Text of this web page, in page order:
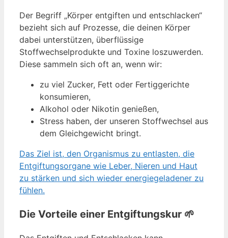
Der Begriff „Körper entgiften und entschlacken“
bezieht sich auf Prozesse, die deinen Körper
dabei unterstützen, überflüssige
Stoffwechselprodukte und Toxine loszuwerden.
Diese sammeln sich oft an, wenn wir:
zu viel Zucker, Fett oder Fertiggerichte
konsumieren,
Alkohol oder Nikotin genießen,
Stress haben, der unseren Stoffwechsel aus
dem Gleichgewicht bringt.
Das Ziel ist, den Organismus zu entlasten, die
Entgiftungsorgane wie Leber, Nieren und Haut
zu stärken und sich wieder energiegeladener zu
fühlen.
Die Vorteile einer Entgiftungskur 🌱